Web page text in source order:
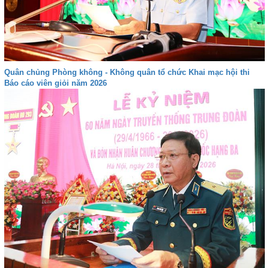
Quân chủng Phòng không - Không quân tổ chức Khai mạc hội thi
Báo cáo viên giỏi năm 2026